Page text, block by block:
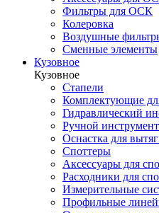
Фильтры для ОСК
Колеровка
Воздушные
Сменные элементы
Кузовное
Кузовное
Стапели
Комплектующие
Гидравлический
Ручной инструмент
Оснастка для
Споттеры
Аксессуары для
Расходники для
Измерительные
Профильные